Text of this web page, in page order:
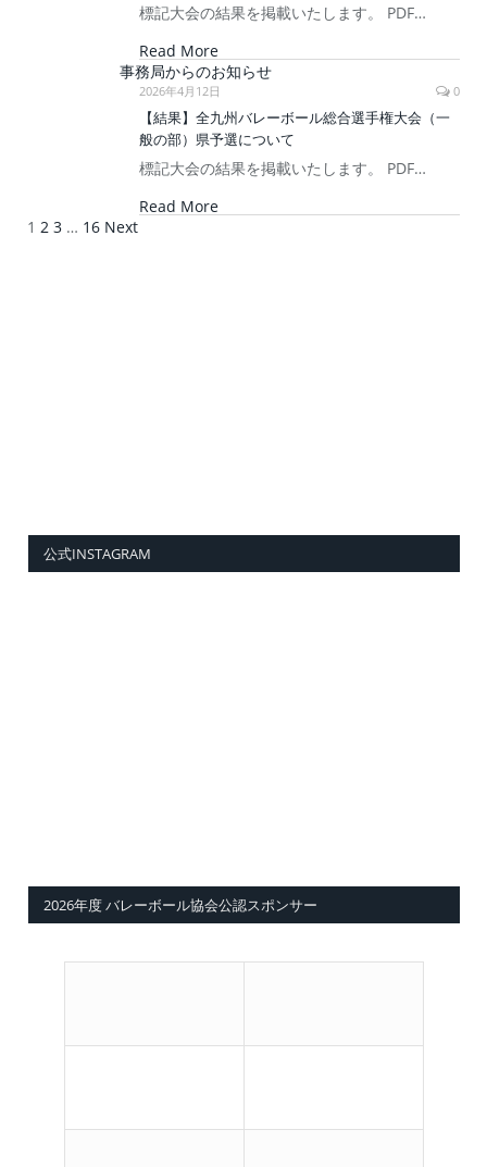
標記大会の結果を掲載いたします。 PDF…
Read More
事務局からのお知らせ
2026年4月12日 0
【結果】全九州バレーボール総合選手権大会（一
般の部）県予選について
標記大会の結果を掲載いたします。 PDF…
Read More
1 2 3 … 16 Next
公式INSTAGRAM
2026年度 バレーボール協会公認スポンサー